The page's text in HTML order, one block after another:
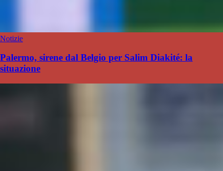
Notizie
Palermo, sirene dal Belgio per Salim Diakité: la
situazione